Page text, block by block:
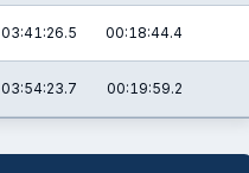
03:41:26.5 00:18:44.4
03:54:23.7 00:19:59.2